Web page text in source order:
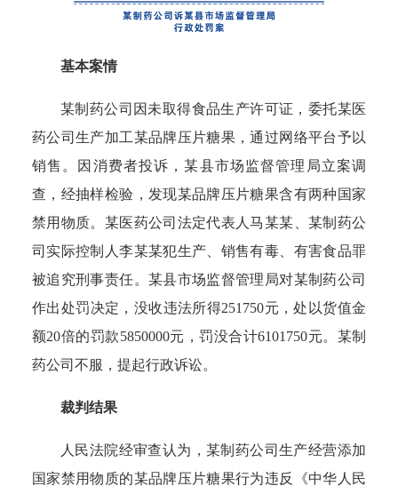
基本案情
某制药公司因未取得食品生产许可证，委托某医
药公司生产加工某品牌压片糖果，通过网络平台予以
销售。因消费者投诉，某县市场监督管理局立案调
查，经抽样检验，发现某品牌压片糖果含有两种国家
禁用物质。某医药公司法定代表人马某某、某制药公
司实际控制人李某某犯生产、销售有毒、有害食品罪
被追究刑事责任。某县市场监督管理局对某制药公司
作出处罚决定，没收违法所得251750元，处以货值金
额20倍的罚款5850000元，罚没合计6101750元。某制
药公司不服，提起行政诉讼。
裁判结果
人民法院经审查认为，某制药公司生产经营添加
国家禁用物质的某品牌压片糖果行为违反《中华人民